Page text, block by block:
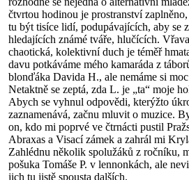
čtvrtou hodinou je prostranství
tu být tisíce lidí, podupávajících, aby se
hledajících známé tváře, hlučících.
chaotická, kolektivní duch je téměř
davu potkáváme mého kamaráda z
blonďáka Davida H., ale nemáme si
Netaktně se zeptá, zda L. je „ta“ moje
Abych se vyhnul odpovědi, kterýžto
zaznamenává, začnu mluvit o muzice.
on, kdo mi poprvé ve čtrnácti pustil
Abraxas a Visací zámek a zahrál mi
Zahlédnu několik spolužáků z ročníku,
pošuka Tomáše P. v lennonkách, ale
jich tu jistě spousta dalších.